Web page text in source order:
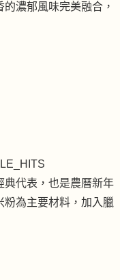
濃郁風味完美融合，
典代表，也是農曆新年
為主要材料，加入臘